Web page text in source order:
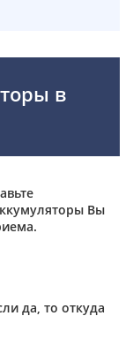
в
Вы
да, то откуда